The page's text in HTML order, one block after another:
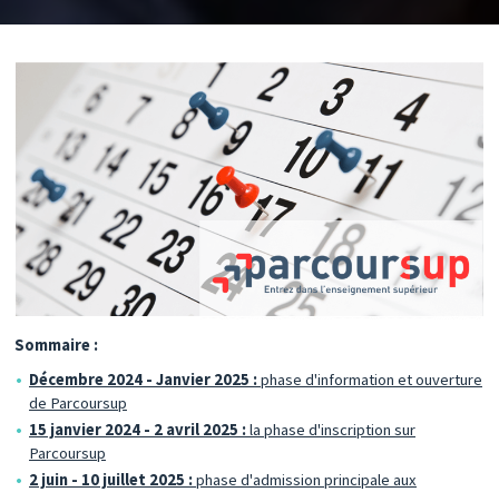
Sommaire :
Décembre 2024 - Janvier 2025 :phase d'information et ouverture
de Parcoursup
15 janvier 2024 - 2 avril 2025 :la phase d'inscription sur
Parcoursup
2 juin - 10 juillet 2025 :phase d'admission principale aux